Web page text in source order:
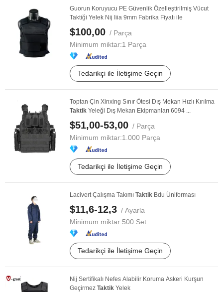
Guorun Koruyucu PE Güvenlik Özelleştirilmiş Vücut
Taktiği Yelek Nij Iiia 9mm Fabrika Fiyatı ile
$100,00 / Parça
Minimum miktar:1 Parça
Tedarikçi ile İletişime Geçin
Toptan Çin Xinxing Sınır Ötesi Dış Mekan Hızlı Kırılma
Taktik Yeleği Dış Mekan Ekipmanları 6094 ...
$51,00-53,00 / Parça
Minimum miktar:1.000 Parça
Tedarikçi ile İletişime Geçin
Lacivert Çalışma Takımı Taktik Bdu Üniforması
$11,6-12,3 / Ayarla
Minimum miktar:500 Set
Tedarikçi ile İletişime Geçin
Nij Sertifikalı Nefes Alabilir Koruma Askeri Kurşun
Geçirmez Taktik Yelek